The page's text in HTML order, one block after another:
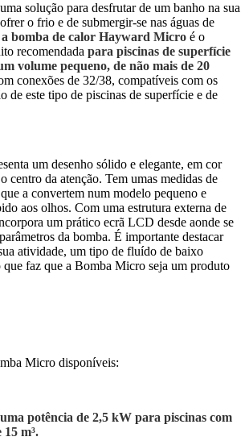
solução para desfrutar de um banho na sua
o frio e de submergir-se nas águas de
a bomba de calor Hayward Micro é o
recomendada para piscinas de superfície
volume pequeno, de não mais de 20
conexões de 32/38, compatíveis com os
de este tipo de piscinas de superfície e de
um desenho sólido e elegante, em cor
centro da atenção. Tem umas medidas de
a convertem num modelo pequeno e
aos olhos. Com uma estrutura externa de
um prático ecrã LCD desde aonde se
da bomba. É importante destacar
atividade, um tipo de fluído de baixo
faz que a Bomba Micro seja um produto
Micro disponíveis:
potência de 2,5 kW para piscinas com
m³.